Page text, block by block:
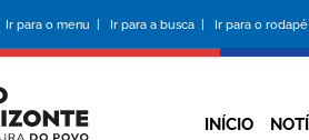
Ir para o menu | Ir para a busca | Ir para o
INÍCIO